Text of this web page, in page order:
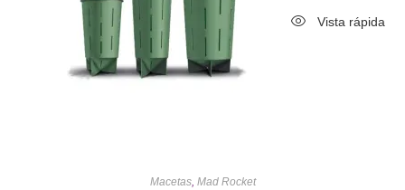
Vista rápida
Macetas, Mad Rocket